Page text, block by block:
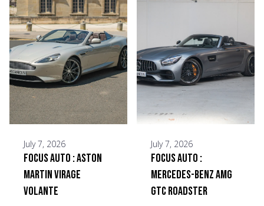
July 7, 2026
Focus Auto : Aston
Martin Virage
Volante
July 7, 2026
Focus Auto :
Mercedes-Benz AMG
GTC Roadster